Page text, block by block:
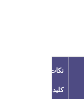
نکات
کلیدی